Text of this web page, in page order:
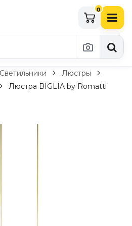
0
Светильники
Люстры
Люстра BIGLIA by Romatti